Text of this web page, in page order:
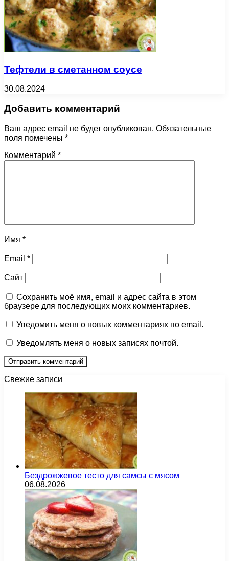
Тефтели в сметанном соусе
30.08.2024
Добавить комментарий
Ваш адрес email не будет опубликован. Обязательные
поля помечены *
Комментарий *
Имя *
Email *
Сайт
Сохранить моё имя, email и адрес сайта в этом
браузере для последующих моих комментариев.
Уведомить меня о новых комментариях по email.
Уведомлять меня о новых записях почтой.
Свежие записи
Бездрожжевое тесто для самсы с мясом
06.08.2026